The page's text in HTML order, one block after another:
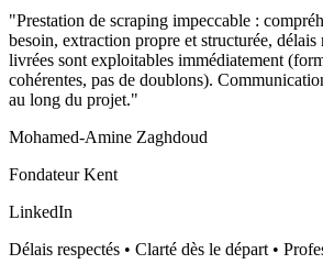
"Prestation de scraping impeccable :
besoin, extraction propre et structurée, délais
livrées sont exploitables immédiatement
cohérentes, pas de doublons).
au long du projet."
Mohamed-Amine Zaghdoud
Fondateur Kent
LinkedIn
Délais respectés • Clarté dès le départ •